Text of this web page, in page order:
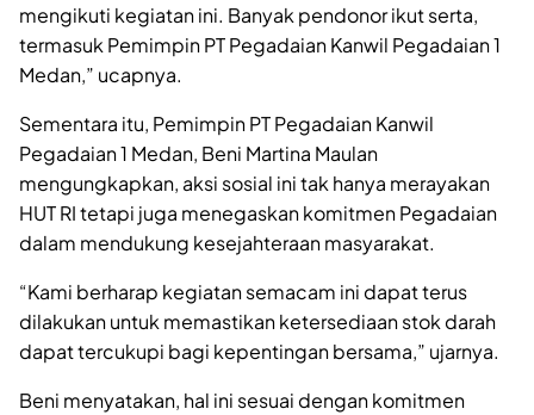
mengikuti kegiatan ini. Banyak pendonor ikut serta,
termasuk Pemimpin PT Pegadaian Kanwil Pegadaian 1
Medan,” ucapnya.
Sementara itu, Pemimpin PT Pegadaian Kanwil
Pegadaian 1 Medan, Beni Martina Maulan
mengungkapkan, aksi sosial ini tak hanya merayakan
HUT RI tetapi juga menegaskan komitmen Pegadaian
dalam mendukung kesejahteraan masyarakat.
“Kami berharap kegiatan semacam ini dapat terus
dilakukan untuk memastikan ketersediaan stok darah
dapat tercukupi bagi kepentingan bersama,” ujarnya.
Beni menyatakan, hal ini sesuai dengan komitmen